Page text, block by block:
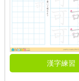
漢字練習